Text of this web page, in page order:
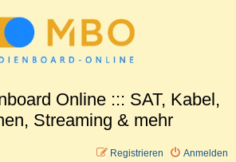
Online ::: SAT, Kabel,
Streaming & mehr
Anmelden
Registrieren